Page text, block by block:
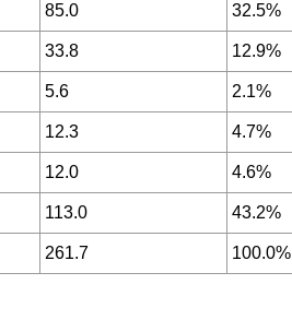
85.0 32.5%
33.8 12.9%
5.6 2.1%
12.3 4.7%
12.0 4.6%
113.0 43.2%
261.7 100.0%